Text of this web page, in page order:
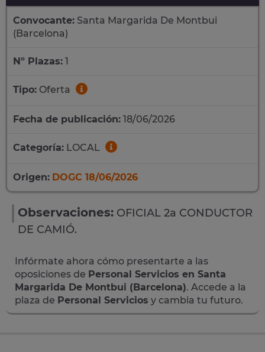
Convocante: Santa Margarida De Montbui
(Barcelona)
Nº Plazas: 1
Tipo: Oferta
Fecha de publicación: 18/06/2026
Categoría: LOCAL
Origen: DOGC 18/06/2026
Observaciones: OFICIAL 2a CONDUCTOR
DE CAMIÓ.
Infórmate ahora cómo presentarte a las
oposiciones de Personal Servicios en Santa
Margarida De Montbui (Barcelona). Accede a la
plaza de Personal Servicios y cambia tu futuro.